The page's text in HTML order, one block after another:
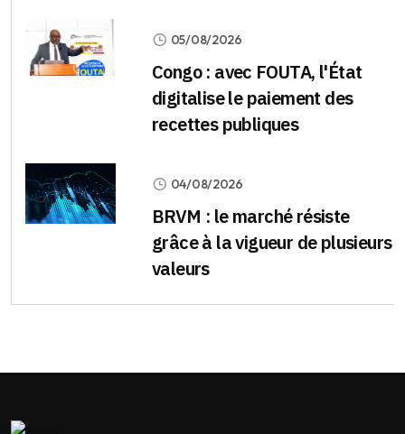
05/08/2026
Congo : avec FOUTA, l'État
digitalise le paiement des
recettes publiques
04/08/2026
BRVM : le marché résiste
grâce à la vigueur de plusieurs
valeurs